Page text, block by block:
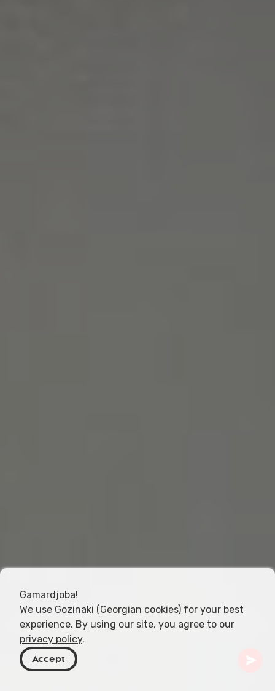
Gamardjoba!
We use Gozinaki (Georgian cookies) for your best
experience. By using our site, you agree to our
privacy policy.
Accept